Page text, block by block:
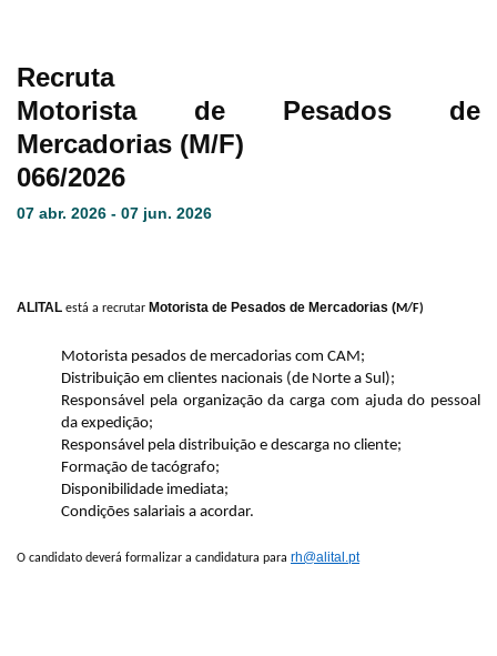
Recruta
Motorista de Pesados de
Mercadorias (M/F)
066/2026
07 abr. 2026 - 07 jun. 2026
ALITAL está a recrutar Motorista de Pesados de Mercadorias (M/F)
Motorista pesados de mercadorias com CAM;
Distribuição em clientes nacionais (de Norte a Sul);
Responsável pela organização da carga com ajuda do pessoal
da expedição;
Responsável pela distribuição e descarga no cliente;
Formação de tacógrafo;
Disponibilidade imediata;
Condições salariais a acordar.
O candidato deverá formalizar a candidatura para rh@alital.pt